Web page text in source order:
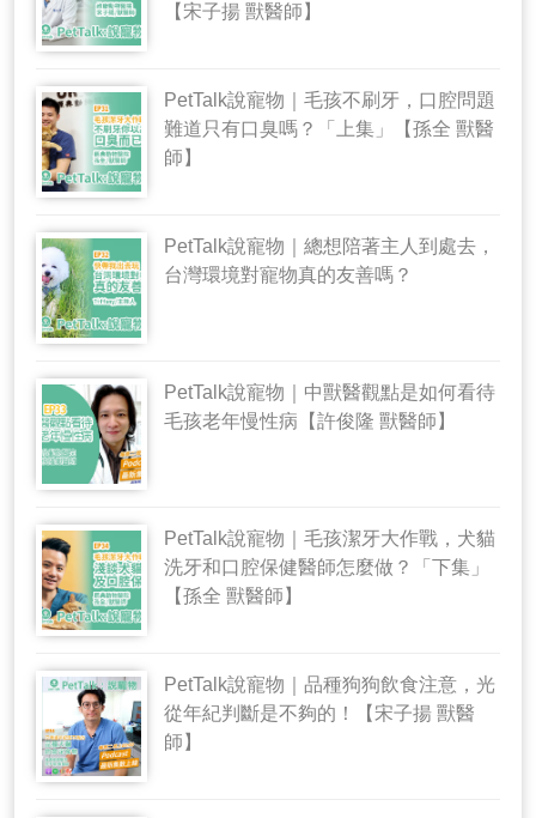
【宋子揚 獸醫師】
PetTalk說寵物｜毛孩不刷牙，口腔問題
難道只有口臭嗎？「上集」【孫全 獸醫
師】
PetTalk說寵物｜總想陪著主人到處去，
台灣環境對寵物真的友善嗎？
PetTalk說寵物｜中獸醫觀點是如何看待
毛孩老年慢性病【許俊隆 獸醫師】
PetTalk說寵物｜毛孩潔牙大作戰，犬貓
洗牙和口腔保健醫師怎麼做？「下集」
【孫全 獸醫師】
PetTalk說寵物｜品種狗狗飲食注意，光
從年紀判斷是不夠的！【宋子揚 獸醫
師】